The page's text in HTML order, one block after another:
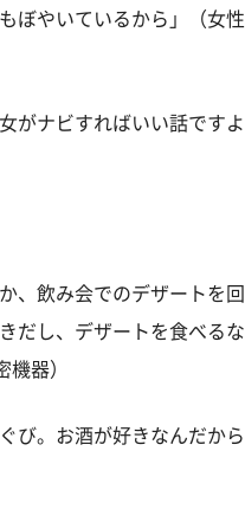
ぼやいているから」（女性
がナビすればいい話ですよ
、飲み会でのデザートを回
だし、デザートを食べるな
器）
び。お酒が好きなんだから